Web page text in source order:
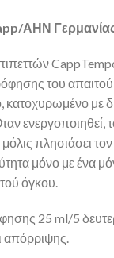
ΑΗΝ
του
με
ενεργοποιηθεί,
μόλις πλησιάσει
μόνο με ένα
όγκου.
25 ml/5